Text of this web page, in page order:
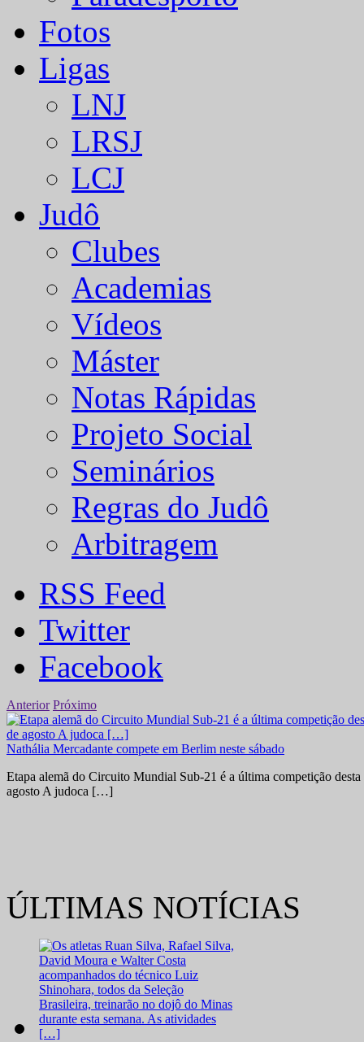
Fotos
Ligas
LNJ
LRSJ
LCJ
Judô
Clubes
Academias
Vídeos
Máster
Notas Rápidas
Projeto Social
Seminários
Regras do Judô
Arbitragem
RSS Feed
Twitter
Facebook
Anterior Próximo
Nathália Mercadante compete em Berlim neste sábado
Etapa alemã do Circuito Mundial Sub-21 é a última competição
agosto A judoca […]
ÚLTIMAS NOTÍCIAS